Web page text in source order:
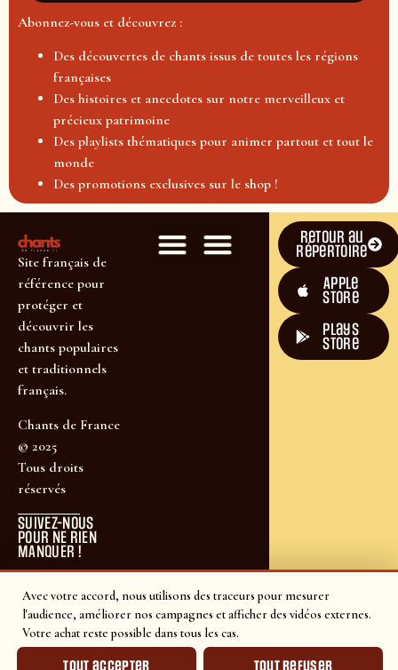
Avec votre accord, nous utilisons des traceurs pour mesurer
l'audience, améliorer nos campagnes et afficher des vidéos externes.
Votre achat reste possible dans tous les cas.
Tout accepter Tout refuser
Abonnez-vous et découvrez :
Des découvertes de chants issus de toutes les régions
françaises
Des histoires et anecdotes sur notre merveilleux et
précieux patrimoine
Des playlists thématiques pour animer partout et tout le
monde
Des promotions exclusives sur le shop !
Site français de
référence pour
protéger et
découvrir les
chants populaires
et traditionnels
français.
Chants de France
© 2025
Tous droits
réservés
SUIVEZ-NOUS
POUR NE RIEN
MANQUER !
Retour au
répertoire
Apple
Store
plays
store